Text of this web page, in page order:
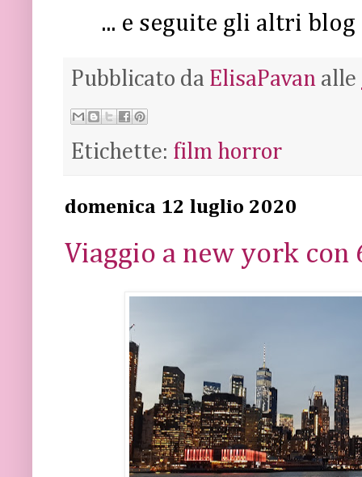
... e seguite gli altri
Pubblicato da ElisaPavan alle
Etichette: film horror
domenica 12 luglio 2020
Viaggio a new york